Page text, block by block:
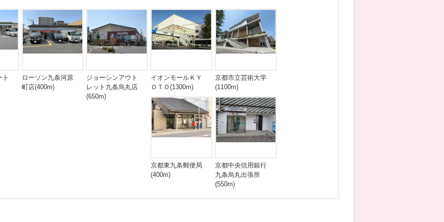
ローソン九条河原
町店(400m)
ジョーシンアウト
レット九条烏丸店
(650m)
イオンモールＫＹ
ＯＴＯ(1300m)
京都市立芸術大学
(1100m)
京都東九条郵便局
(400m)
京都中央信用銀行
九条烏丸出張所
(550m)